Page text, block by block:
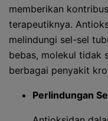
memberikan
terapeutiknya.
melindungi sel-sel
bebas, molekul tidak
berbagai penyakit
Perlindungan